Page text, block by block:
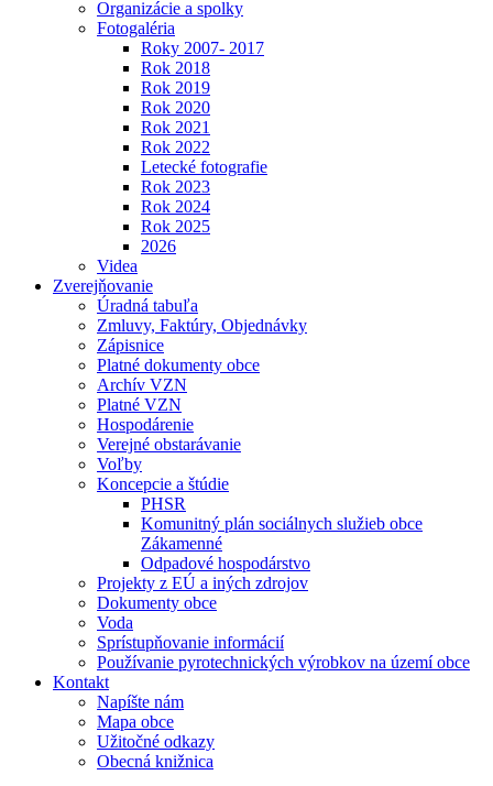
Organizácie a spolky
Fotogaléria
Roky 2007- 2017
Rok 2018
Rok 2019
Rok 2020
Rok 2021
Rok 2022
Letecké fotografie
Rok 2023
Rok 2024
Rok 2025
2026
Videa
Zverejňovanie
Úradná tabuľa
Zmluvy, Faktúry, Objednávky
Zápisnice
Platné dokumenty obce
Archív VZN
Platné VZN
Hospodárenie
Verejné obstarávanie
Voľby
Koncepcie a štúdie
PHSR
Komunitný plán sociálnych služieb obce
Zákamenné
Odpadové hospodárstvo
Projekty z EÚ a iných zdrojov
Dokumenty obce
Voda
Sprístupňovanie informácií
Používanie pyrotechnických výrobkov na území obce
Kontakt
Napíšte nám
Mapa obce
Užitočné odkazy
Obecná knižnica